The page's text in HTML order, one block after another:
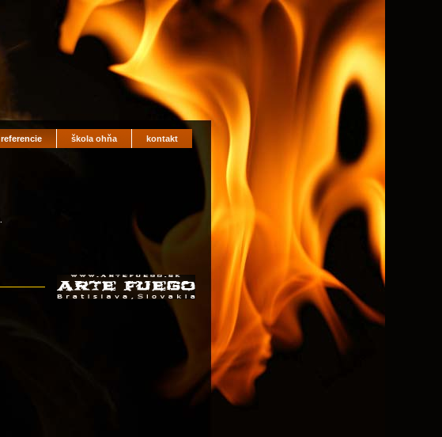
referencie škola ohňa kontakt